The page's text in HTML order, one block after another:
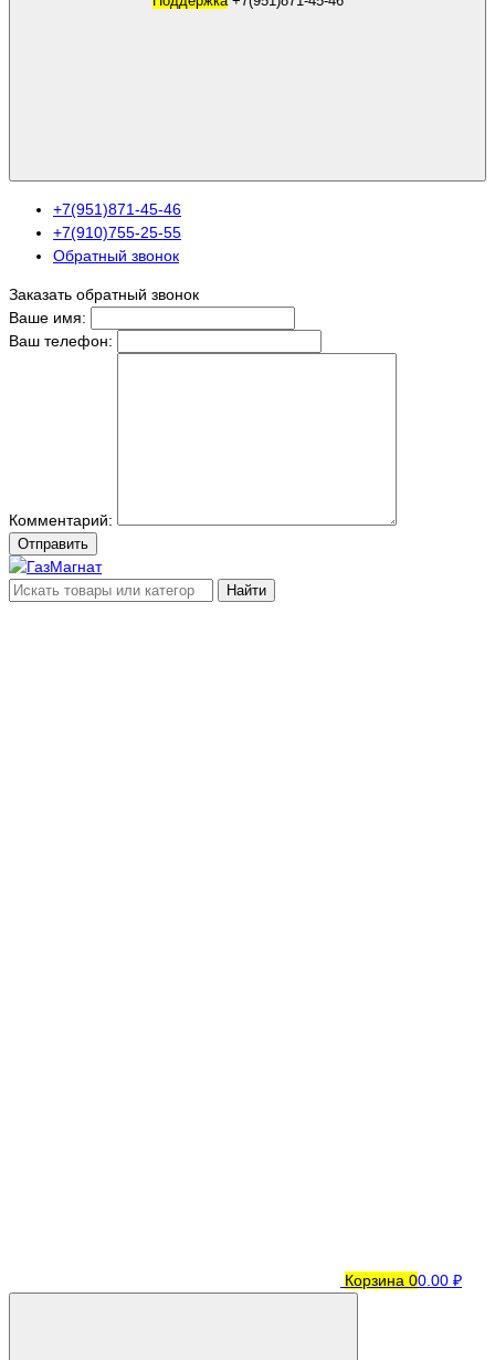
+7(951)871-45-46
+7(910)755-25-55
Обратный звонок
Заказать обратный звонок
Ваше имя:
Ваш телефон:
Комментарий:
Отправить
Найти
Корзина 00.00 ₽